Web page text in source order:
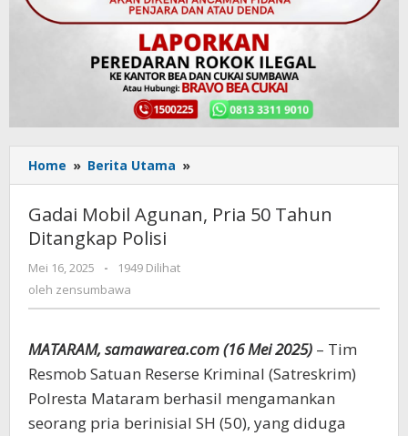
Home » Berita Utama »
Mobil
Pria
Gadai Mobil Agunan, Pria 50 Tahun
Ditangkap Polisi
Mei 16, 2025
oleh
zensumbawa
-
1949 Dilihat
oleh zensumbawa
MATARAM, samawarea.com (16 Mei 2025) – Tim
Resmob Satuan Reserse Kriminal (Satreskrim)
Polresta Mataram berhasil mengamankan
seorang pria berinisial SH (50), yang diduga